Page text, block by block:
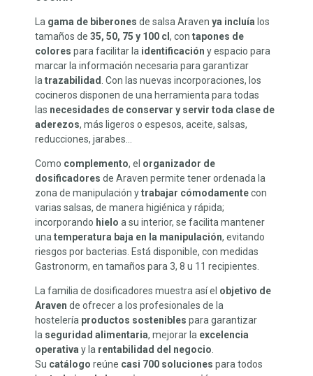
La gama de biberones de salsa Araven ya incluía los
tamaños de 35, 50, 75 y 100 cl , con tapones de
colores para facilitar la identificación y espacio para
marcar la información necesaria para garantizar
latrazabilidad. Con las nuevas incorporaciones, los
cocineros disponen de una herramienta para todas
las necesidades de conservar y servir toda clase de
aderezos, más ligeros o espesos, aceite, salsas,
reducciones, jarabes…
Como complemento, el organizador de
dosificadores de Araven permite tener ordenada la
zona de manipulación ytrabajar cómodamentecon
varias salsas, de manera higiénica y rápida;
incorporando hielo a su interior, se facilita mantener
unatemperatura baja en la manipulación, evitando
riesgos por bacterias. Está disponible, con medidas
Gastronorm, en tamaños para 3, 8 u 11 recipientes.
La familia de dosificadores muestra así el objetivo de
Araven de ofrecer a los profesionales de la
hostelería productos sostenibles para garantizar
la seguridad alimentaria, mejorar la excelencia
operativa y la rentabilidad del negocio.
Su catálogo reúne casi 700 soluciones para todos